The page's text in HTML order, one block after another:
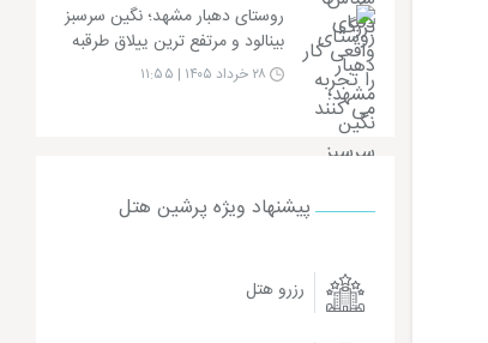
روستای دهبار مشهد؛ نگین سرسبز
بینالود و مرتفع ترین ییلاق طرقبه
پیشنهاد ویژه پرشین هتل
رزرو هتل